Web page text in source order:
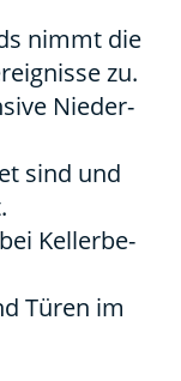
nimmt die
zu.
Nie­der­
sind und
Kel­ler­be­
Türen im